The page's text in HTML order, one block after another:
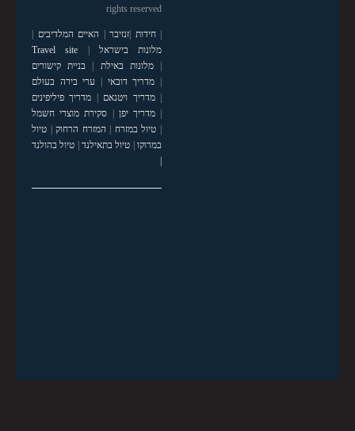
rights reserved
|חידות זנזיבר האיים המלדיבים
מלונות בישראל
Travel site
|מלונות באילת
בניית קישורים
מדריך דובאי
ערי בירה בעולם
|מדריך ויטנאם
מדריך פיליפינים
|מדריך יפן
סקירת מוצרי חשמל
טיול במזרח המזרח הרחוק| טיול
במרוקו| טיול בתאילנד| טיול בהולנד